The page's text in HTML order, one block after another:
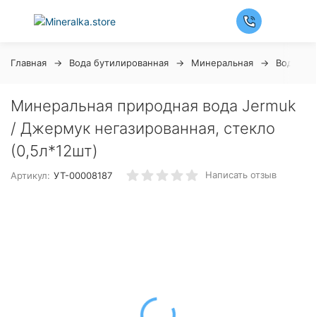
Главная Вода бутилированная Минеральная Вода
Минеральная природная вода Jermuk
/ Джермук негазированная, стекло
(0,5л*12шт)
Артикул: УТ-00008187 Написать отзыв